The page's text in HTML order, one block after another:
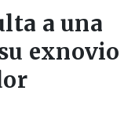
a una
exnovio